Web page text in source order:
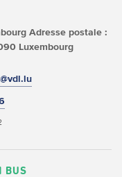
Adresse postale :
Luxembourg
BUS